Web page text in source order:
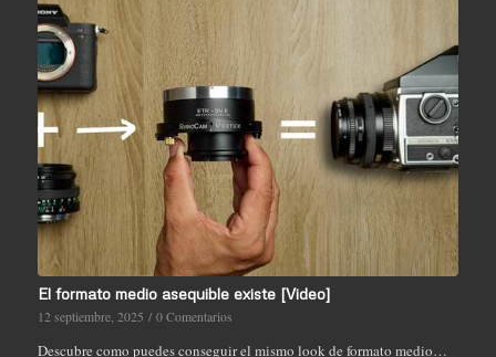
El formato medio asequible existe [Video]
12 septiembre, 2025 / 0 Comentarios
Descubre como puedes conseguir el mismo look de formato medio…